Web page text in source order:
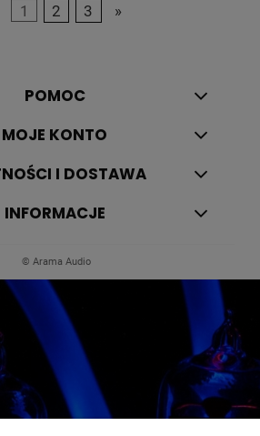
1 2 3 »
POMOC
MOJE KONTO
I DOSTAWA
INFORMACJE
© Arama Audio